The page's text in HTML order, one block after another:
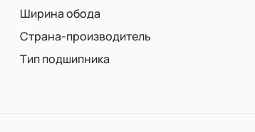
Ширина обода
Страна-производитель
Тип подшипника